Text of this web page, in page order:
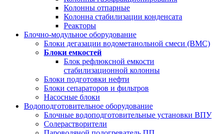
Колонны отпарные
Колонна стабилизации конденсата
Реакторы
Блочно-модульное оборудование
Блоки дегазации водометанольной смеси (BMC)
Блоки емкостей
Блок рефлюксной емкости
стабилизационной колонны
Блоки подготовки нефти
Блоки сепараторов и фильтров
Насосные блоки
Водоподготовительное оборудование
Блочные водоподготовительные установки ВПУ
Солерастворители